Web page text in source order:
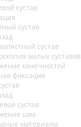
сустав
сустав
сустав
малых суставов
конечностей
фиксация
сустав
шва
материалы